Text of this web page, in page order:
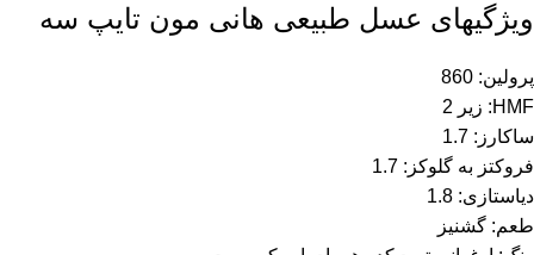
ویژگیهای عسل طبیعی هانی مون تایپ سه
پرولین: 860
HMF: زیر 2
ساکارز: 1.7
فروکتز به گلوکز: 1.7
دیاستازی: 1.8
طعم: گشنیز